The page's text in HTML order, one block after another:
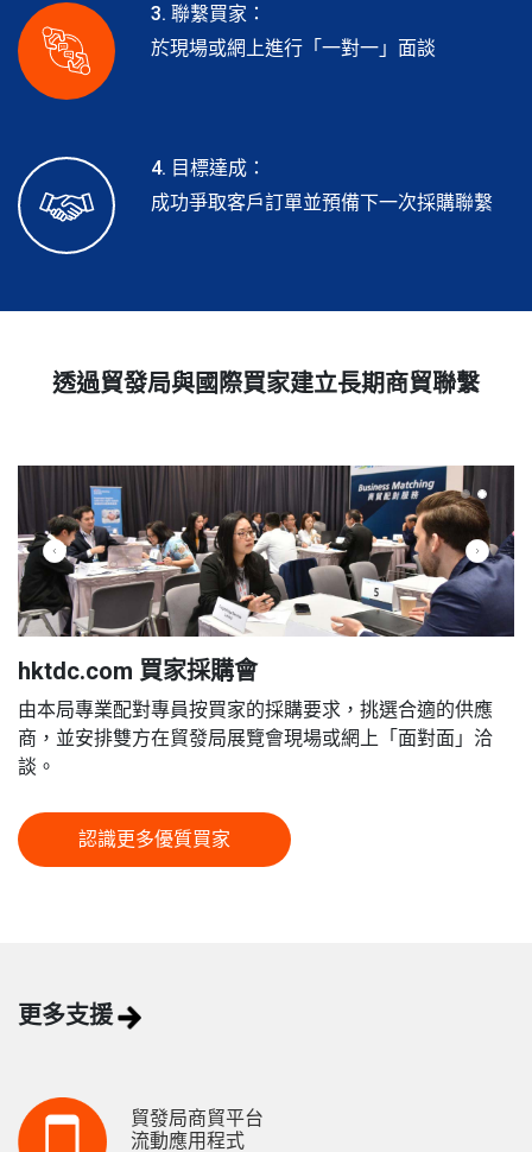
3. 聯繫買家：
於現場或網上進行「一對一」面談
4. 目標達成：
成功爭取客戶訂單並預備下一次採購聯繫
透過貿發局與國際買家建立長期商貿聯繫
Previous Next
hktdc.com 買家採購會
由本局專業配對專員按買家的採購要求，挑選合適的供應
商，並安排雙方在貿發局展覽會現場或網上「面對面」洽
談。
認識更多優質買家
更多支援
貿發局商貿平台
流動應用程式